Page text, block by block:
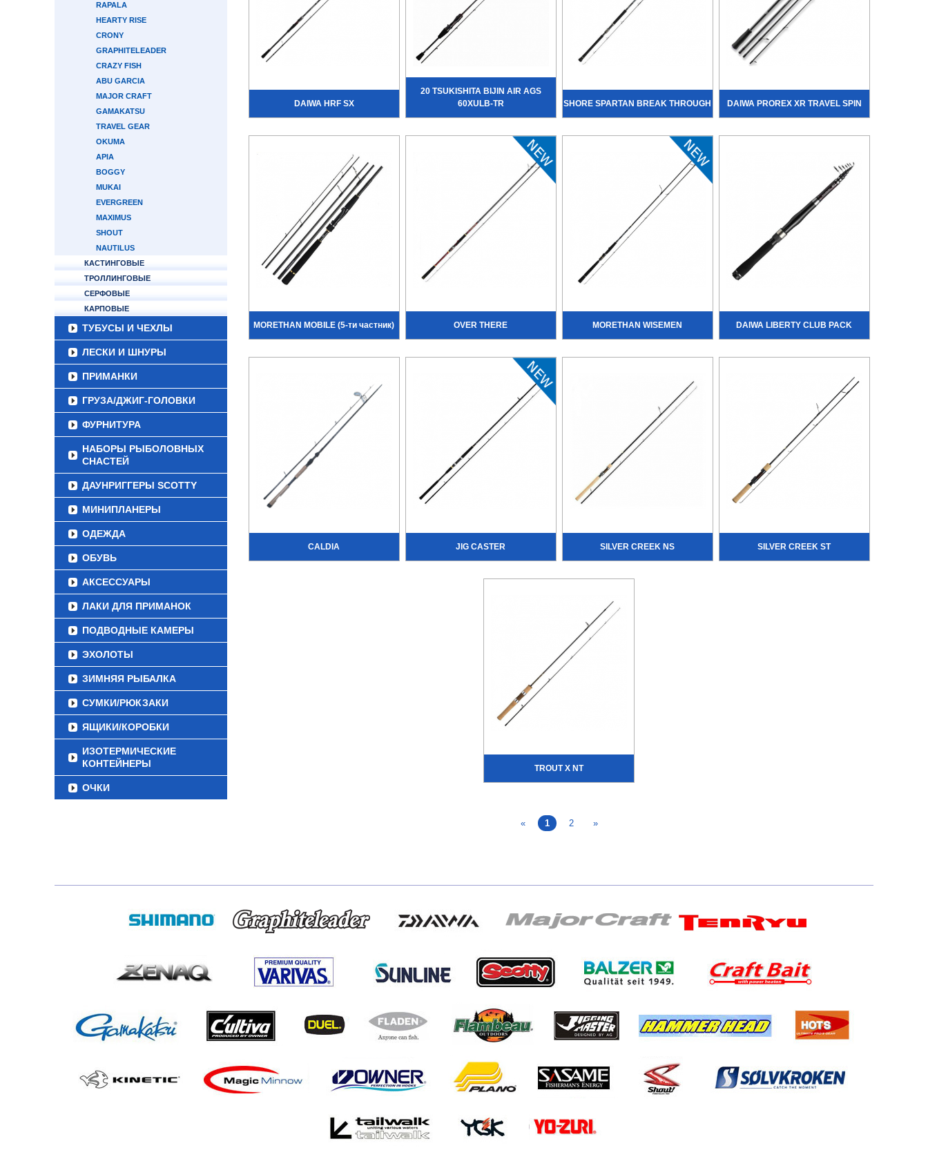
RAPALA
HEARTY RISE
CRONY
GRAPHITELEADER
CRAZY FISH
ABU GARCIA
MAJOR CRAFT
GAMAKATSU
TRAVEL GEAR
OKUMA
APIA
BOGGY
MUKAI
EVERGREEN
MAXIMUS
SHOUT
NAUTILUS
КАСТИНГОВЫЕ
ТРОЛЛИНГОВЫЕ
СЕРФОВЫЕ
КАРПОВЫЕ
ТУБУСЫ И ЧЕХЛЫ
ЛЕСКИ И ШНУРЫ
ПРИМАНКИ
ГРУЗА/ДЖИГ-ГОЛОВКИ
ФУРНИТУРА
НАБОРЫ РЫБОЛОВНЫХ
СНАСТЕЙ
ДАУНРИГГЕРЫ SCOTTY
МИНИПЛАНЕРЫ
ОДЕЖДА
ОБУВЬ
АКСЕССУАРЫ
ЛАКИ ДЛЯ ПРИМАНОК
ПОДВОДНЫЕ КАМЕРЫ
ЭХОЛОТЫ
ЗИМНЯЯ РЫБАЛКА
СУМКИ/РЮКЗАКИ
ЯЩИКИ/КОРОБКИ
ИЗОТЕРМИЧЕСКИЕ
КОНТЕЙНЕРЫ
ОЧКИ
DAIWA HRF SX
20 TSUKISHITA BIJIN AIR AGS
60XULB-TR
SHORE SPARTAN BREAK THROUGH DAIWA PROREX XR TRAVEL SPIN
MORETHAN MOBILE (5-ти частник) OVER THERE MORETHAN WISEMEN DAIWA LIBERTY CLUB PACK
CALDIA JIG CASTER SILVER CREEK NS SILVER CREEK ST
TROUT X NT
« 1 2 »